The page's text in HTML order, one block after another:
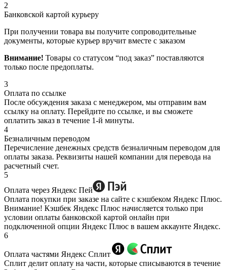
2
Банковской картой курьеру
При получении товара вы получите сопроводительные
документы, которые курьер вручит вместе с заказом
Внимание! Товары со статусом “под заказ” поставляются
только после предоплаты.
3
Оплата по ссылке
После обсуждения заказа с менеджером, мы отправим вам
ссылку на оплату. Перейдите по ссылке, и вы сможете
оплатить заказ в течение 1-й минуты.
4
Безналичным переводом
Перечисление денежных средств безналичным переводом для
оплаты заказа. Реквизиты нашей компании для перевода на
расчетный счет.
5
Оплата через Яндекс Пей
Оплата покупки при заказе на сайте с кэшбеком Яндекс Плюс.
Внимание! Кэшбек Яндекс Плюс начисляется только при
условии оплаты банковской картой онлайн при
подключенной опции Яндекс Плюс в вашем аккаунте Яндекс.
6
Оплата частями Яндекс Сплит
Сплит делит оплату на части, которые списываются в течение